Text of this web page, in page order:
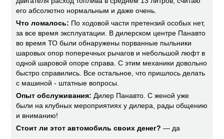
его абсолютно нормальным и даже очень.
Что ломалось: По ходовой части претензий особых нет,
за все время эксплуатации. В дилерском центре Панавто
во время ТО были обнаружены порванные пыльники
шаровых опор поперечных рычагов и небольшой люфт в
одной шаровой опоре справа. С этим механики довольно
быстро справились. Все остальное, что пришлось делать
с машиной - штатные вопросы.
Опыт обслуживания: Дилер Панавто. С женой уже
были на клубных мероприятиях у дилера, рады общению
и вниманию!
Стоит ли этот автомобиль своих денег? — да